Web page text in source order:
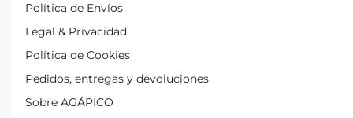
Política de Envíos
Legal & Privacidad
Política de Cookies
Pedidos, entregas y devoluciones
Sobre AGÁPICO